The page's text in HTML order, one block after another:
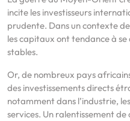
incite les investisseurs
prudente. Dans un contexte
les capitaux ont tendance à se
stables.
Or, de nombreux pays
des investissements directs
notamment dans l’industrie,
services. Un ralentissement